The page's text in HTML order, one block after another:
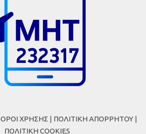
ΟΡΟΙ ΧΡΗΣΗΣ | ΠΟΛΙΤΙΚΗ ΑΠΟΡΡΗΤΟΥ |
ΠΟΛΙΤΙΚΗ COOKIES